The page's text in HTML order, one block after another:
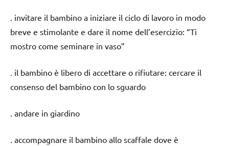
. invitare il bambino a iniziare il ciclo di lavoro in modo
breve e stimolante e dare il nome dell’esercizio: “Ti
mostro come seminare in vaso”
. il bambino è libero di accettare o rifiutare: cercare il
consenso del bambino con lo sguardo
. andare in giardino
. accompagnare il bambino allo scaffale dove è